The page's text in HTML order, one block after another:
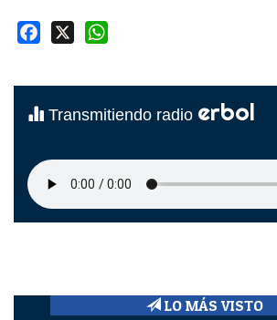
Facebook
Transmitiendo radio erbol
LO MÁS VISTO